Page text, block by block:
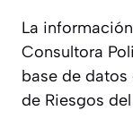
La
Consultora
base de datos
de Riesgos